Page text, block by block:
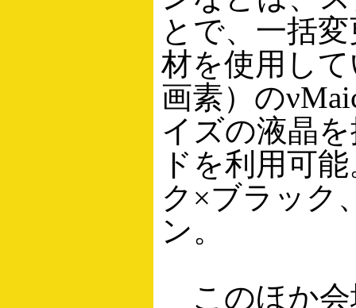
とで、一括
材を使用し
画素）の
イズの液晶
ドを利用可
ク×ブラック
ン。
このほか会